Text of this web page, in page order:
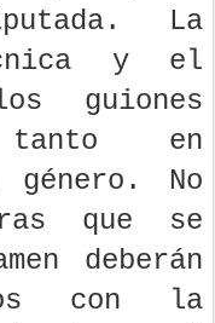
La
y el
guiones
en
género. No
que se
deberán
con la